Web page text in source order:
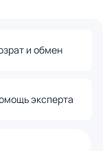
и обмен
эксперта